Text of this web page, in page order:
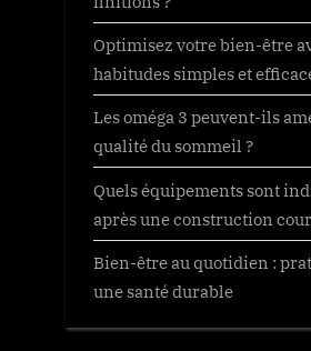
Optimisez votre bien-être
habitudes simples et
Les oméga 3 peuvent-ils
qualité du sommeil ?
Quels équipements sont
après une construction
Bien-être au quotidien :
une santé durable